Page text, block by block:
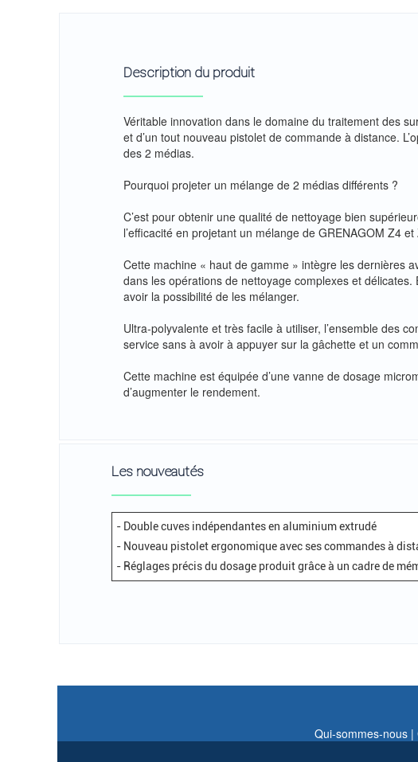
Description du produit
Véritable innovation dans le domaine du traitement des
et d’un tout nouveau pistolet de commande à distance.
des 2 médias.
Pourquoi projeter un mélange de 2 médias différents ?
C’est pour obtenir une qualité de nettoyage bien
l’efficacité en projetant un mélange de GRENAGOM Z4
Cette machine « haut de gamme » intègre les dernières
dans les opérations de nettoyage complexes et
avoir la possibilité de les mélanger.
Ultra-polyvalente et très facile à utiliser, l’ensemble des
service sans à avoir à appuyer sur la gâchette et un
Cette machine est équipée d’une vanne de dosage
d’augmenter le rendement.
Les nouveautés
- Double cuves indépendantes en aluminium extrudé
- Nouveau pistolet ergonomique avec ses commandes à
- Réglages précis du dosage produit grâce à un cadre de
Qui-sommes-nous |